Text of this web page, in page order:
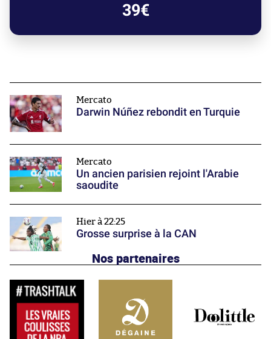
39€
Mercato
Darwin Núñez rebondit en Turquie
Mercato
Un ancien parisien rejoint l'Arabie
saoudite
Hier à 22:25
Grosse surprise à la CAN
Nos partenaires